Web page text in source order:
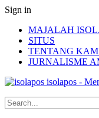
Sign in
MAJALAH
SITUS
TENTANG
JURNALISME
isolapos -